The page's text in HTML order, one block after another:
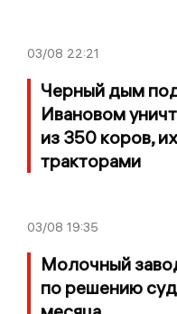
03/08 22:21
Черный дым
Ивановом
из 350 коров,
тракторами
03/08 19:35
Молочный
по решению